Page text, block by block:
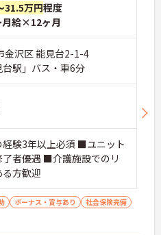
31.5万円程度
月給×12ヶ月
金沢区 能見台2-1-4
駅」バス・車6分
験3年以上必須 ■ユニット
了者優遇 ■介護施設でのリ
方歓迎
ボーナス・賞与あり
社会保険完備